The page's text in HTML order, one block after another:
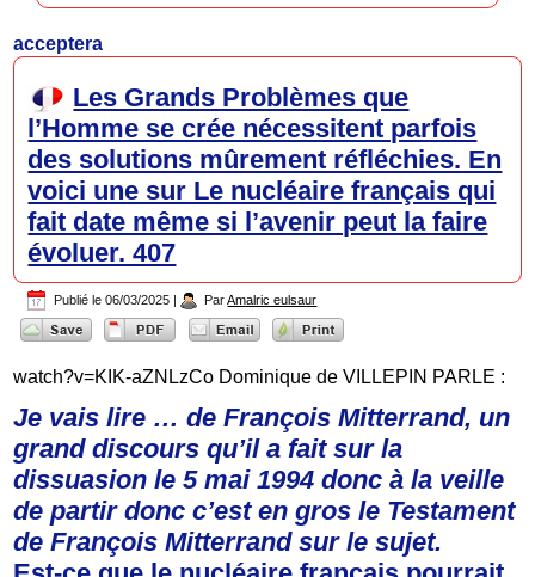
acceptera
Les Grands Problèmes que
l’Homme se crée nécessitent parfois
des solutions mûrement réfléchies. En
voici une sur Le nucléaire français qui
fait date même si l’avenir peut la faire
évoluer. 407
Publié le 06/03/2025 | Par Amalric eulsaur
watch?v=KIK-aZNLzCo Dominique de VILLEPIN PARLE :
Je vais lire … de François Mitterrand, un
grand discours qu’il a fait sur la
dissuasion le 5 mai 1994 donc à la veille
de partir donc c’est en gros le Testament
de François Mitterrand sur le sujet.